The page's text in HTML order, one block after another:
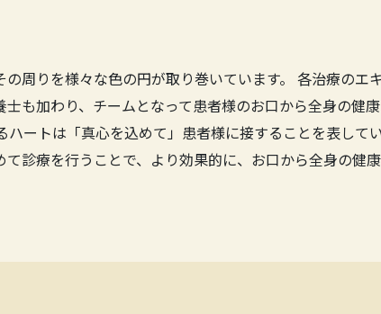
周りを様々な色の円が取り巻いています。 各治療のエ
も加わり、チームとなって患者様のお口から全身の健
ートは「真心を込めて」患者様に接することを表して
診療を行うことで、より効果的に、お口から全身の健